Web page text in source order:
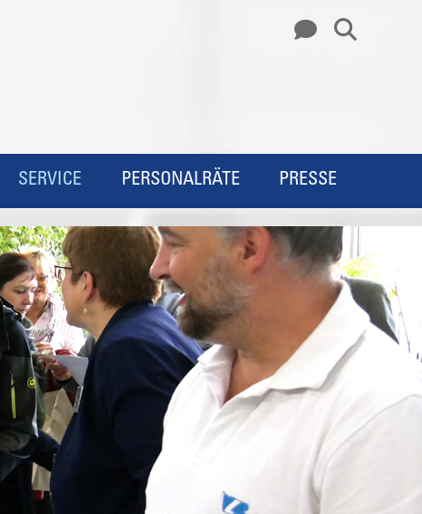
SERVICE PERSONALRÄTE PRESSE